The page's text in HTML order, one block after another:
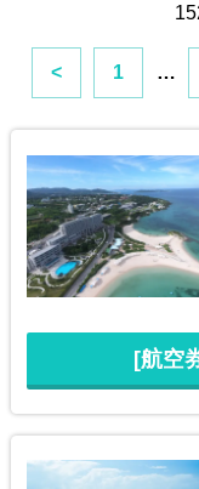
< 1 …
[航空